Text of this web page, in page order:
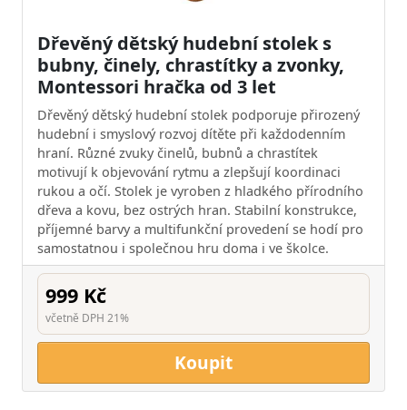
Dřevěný dětský hudební stolek s
bubny, činely, chrastítky a zvonky,
Montessori hračka od 3 let
Dřevěný dětský hudební stolek podporuje přirozený
hudební i smyslový rozvoj dítěte při každodenním
hraní. Různé zvuky činelů, bubnů a chrastítek
motivují k objevování rytmu a zlepšují koordinaci
rukou a očí. Stolek je vyroben z hladkého přírodního
dřeva a kovu, bez ostrých hran. Stabilní konstrukce,
příjemné barvy a multifunkční provedení se hodí pro
samostatnou i společnou hru doma i ve školce.
999 Kč
včetně DPH 21%
Koupit